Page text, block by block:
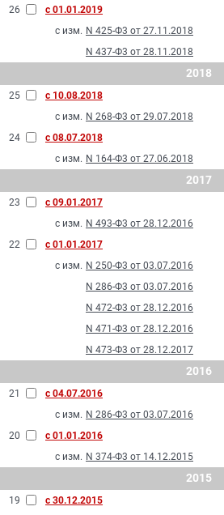
26
с 01.01.2019
с изм. N 425-Ф3 от 27.11.2018
N 437-Ф3 от 28.11.2018
2018
25
с 10.08.2018
с изм. N 268-Ф3 от 29.07.2018
24
с 08.07.2018
с изм. N 164-Ф3 от 27.06.2018
2017
23
с 09.01.2017
с изм. N 493-Ф3 от 28.12.2016
22
с 01.01.2017
с изм. N 250-Ф3 от 03.07.2016
N 286-Ф3 от 03.07.2016
N 472-Ф3 от 28.12.2016
N 471-Ф3 от 28.12.2016
N 473-Ф3 от 28.12.2017
2016
21
с 04.07.2016
с изм. N 286-Ф3 от 03.07.2016
20
с 01.01.2016
с изм. N 374-Ф3 от 14.12.2015
2015
19
с 30.12.2015